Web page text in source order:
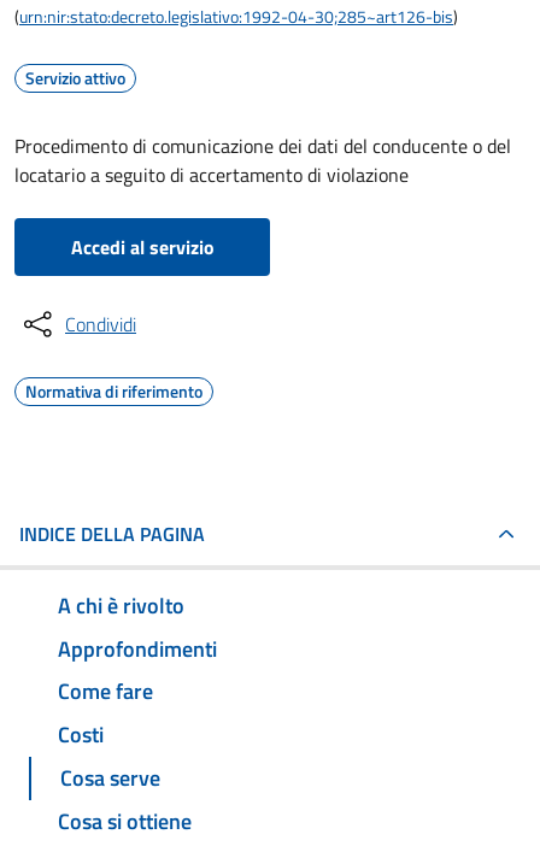
(urn:nir:stato:decreto.legislativo:1992-04-30;285~art126-bis)
Servizio attivo
Procedimento di comunicazione dei dati del conducente o del
locatario a seguito di accertamento di violazione
Accedi al servizio
Condividi
Normativa di riferimento
INDICE DELLA PAGINA
A chi è rivolto
Approfondimenti
Come fare
Costi
Cosa serve
Cosa si ottiene